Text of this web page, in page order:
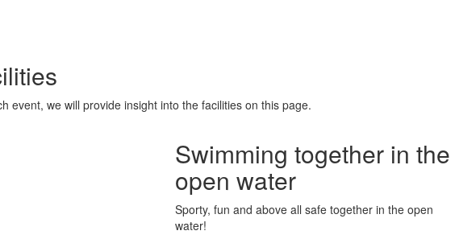
event, we will provide insight into the facilities on this page.
Swimming together in the
open water
Sporty, fun and above all safe together in the open
water!